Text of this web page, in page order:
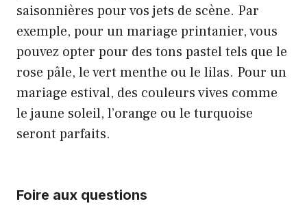
saisonnières pour vos jets de scène. Par
exemple, pour un mariage printanier, vous
pouvez opter pour des tons pastel tels que le
rose pâle, le vert menthe ou le lilas. Pour un
mariage estival, des couleurs vives comme
le jaune soleil, l’orange ou le turquoise
seront parfaits.
Foire aux questions